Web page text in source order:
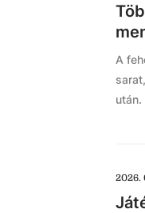
A
után.
2026.